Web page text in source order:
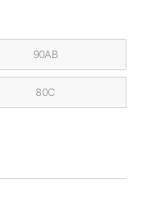
90AB
80C